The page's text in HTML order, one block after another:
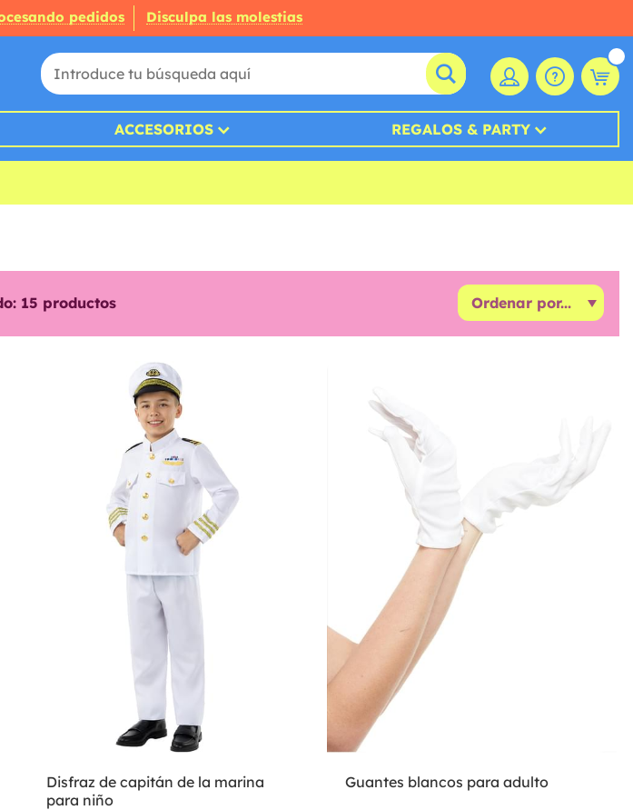
pedidos Disculpa las molestias
ACCESORIOS REGALOS & PARTY
15 productos
Disfraz de capitán de la marina
para niño
Guantes blancos para adulto